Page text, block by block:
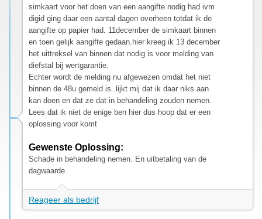
simkaart voor het doen van een aangifte nodig had ivm
digid ging daar een aantal dagen overheen totdat ik de
aangifte op papier had. 11december de simkaart binnen
en toen gelijk aangifte gedaan.hier kreeg ik 13 december
het uittreksel van binnen dat nodig is voor melding van
diefstal bij wertgarantie.
Echter wordt de melding nu afgewezen omdat het niet
binnen de 48u gemeld is..lijkt mij dat ik daar niks aan
kan doen en dat ze dat in behandeling zouden nemen.
Lees dat ik niet de enige ben hier dus hoop dat er een
oplossing voor komt
Gewenste Oplossing:
Schade in behandeling nemen. En uitbetaling van de
dagwaarde.
Reageer als bedrijf